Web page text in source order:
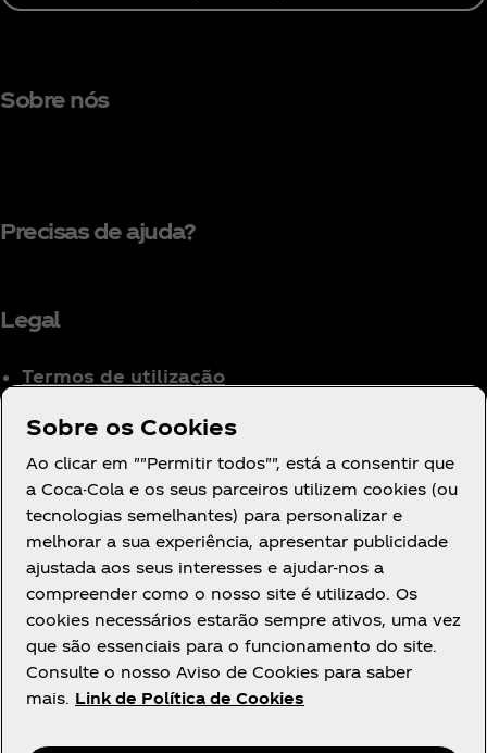
Sobre nós
Precisas de ajuda?
Legal
Termos de utilização
para Consumidores
Definições de cookies
Aviso de Cookies
Declaração de
Acessibilidade
Sobre os Cookies
Ao clicar em ""Permitir todos"", está a consentir que
a Coca-Cola e os seus parceiros utilizem cookies (ou
tecnologias semelhantes) para personalizar e
melhorar a sua experiência, apresentar publicidade
ajustada aos seus interesses e ajudar-nos a
compreender como o nosso site é utilizado. Os
cookies necessários estarão sempre ativos, uma vez
que são essenciais para o funcionamento do site.
Consulte o nosso Aviso de Cookies para saber
mais. Link de Política de Cookies